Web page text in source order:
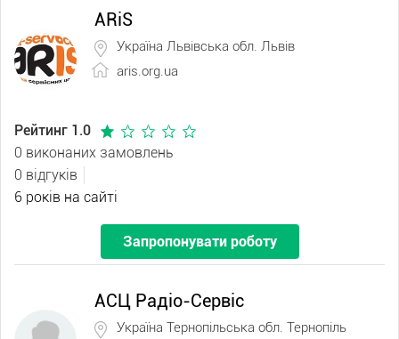
ARiS
Україна Львівська обл. Львів
aris.org.ua
Рейтинг 1.0
0 виконаних замовлень
0 відгуків
6 років на сайті
Запропонувати роботу
АСЦ Радіо-Сервіс
Україна Тернопільська обл. Тернопіль